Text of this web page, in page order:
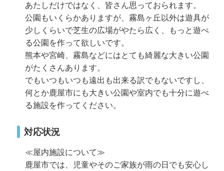
あたしだけではなく、皆さん思っておられます。
公園もいくらかありますが、霧島ヶ丘以外は遊具が
少しくらいで芝生の広場がやたら広く、もっと遊べ
る公園を作って欲しいです。
熊本や宮崎、霧島などにはとても綺麗な大きい公園
がたくさんあります。
でもいつもいつも遠出も出来る訳でもないですし、
何とか鹿屋市にも大きい公園や室内でも十分に遊べ
る施設を作ってください。
対応状況
≪屋内施設について≫
鹿屋市では、児童やそのご家族が雨の日でも安心し